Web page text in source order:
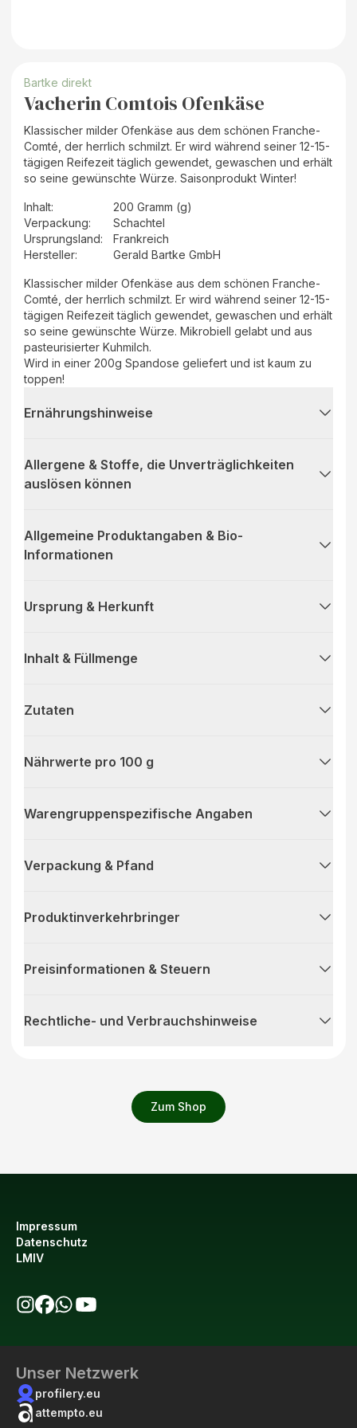
Zum Shop
Bartke direkt
Vacherin Comtois Ofenkäse
Klassischer milder Ofenkäse aus dem schönen Franche-
Comté, der herrlich schmilzt. Er wird während seiner 12-15-
tägigen Reifezeit täglich gewendet, gewaschen und erhält
so seine gewünschte Würze. Saisonprodukt Winter!
Inhalt:
200 Gramm (g)
Verpackung:
Schachtel
Ursprungsland:
Frankreich
Hersteller: Gerald Bartke GmbH
Klassischer milder Ofenkäse aus dem schönen Franche-
Comté, der herrlich schmilzt. Er wird während seiner 12-15-
tägigen Reifezeit täglich gewendet, gewaschen und erhält
so seine gewünschte Würze. Mikrobiell gelabt und aus
pasteurisierter Kuhmilch.
Wird in einer 200g Spandose geliefert und ist kaum zu
toppen!
Ernährungshinweise
Allergene & Stoffe, die Unverträglichkeiten
auslösen können
Allgemeine Produktangaben & Bio-
Informationen
Ursprung & Herkunft
Inhalt & Füllmenge
Zutaten
Nährwerte pro 100 g
Warengruppenspezifische Angaben
Verpackung & Pfand
Produktinverkehrbringer
Preisinformationen & Steuern
Rechtliche- und Verbrauchshinweise
Impressum
Datenschutz
LMIV
Unser Netzwerk
profilery.eu
attempto.eu